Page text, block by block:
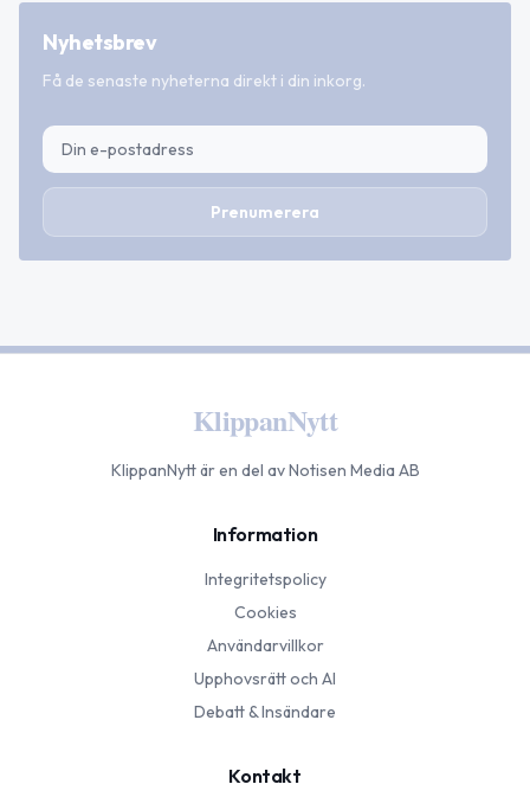
Nyhetsbrev
Få de senaste nyheterna direkt i din inkorg.
Prenumerera
KlippanNytt
KlippanNyttär en del av Notisen Media AB
Information
Integritetspolicy
Cookies
Användarvillkor
Upphovsrätt och AI
Debatt & Insändare
Kontakt